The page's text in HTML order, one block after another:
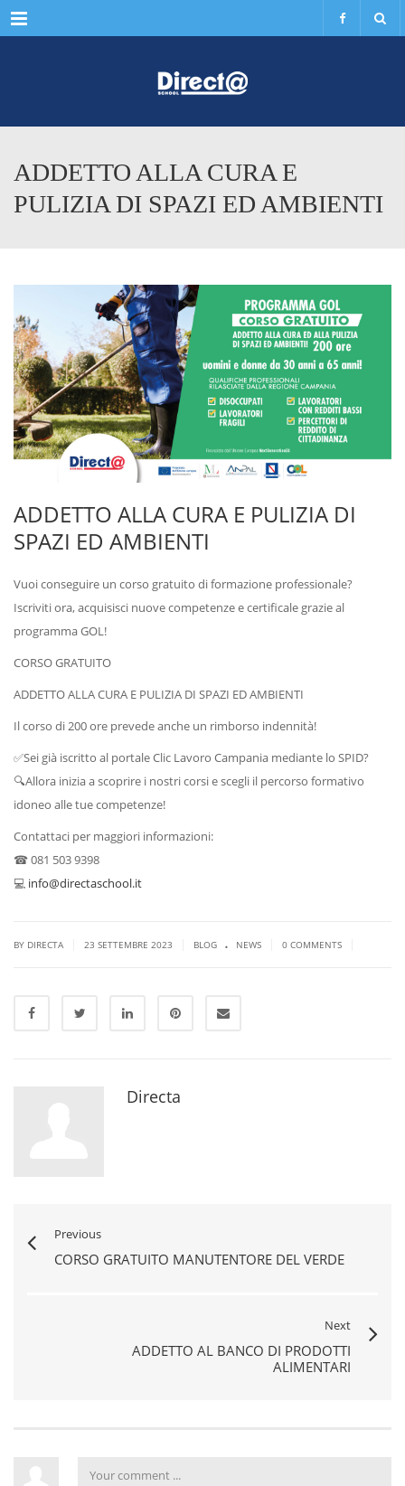
Menu
ADDETTO ALLA CURA E
PULIZIA DI SPAZI ED AMBIENTI
ADDETTO ALLA CURA E PULIZIA DI
SPAZI ED AMBIENTI
Vuoi conseguire un corso gratuito di formazione professionale?
Iscriviti ora, acquisisci nuove competenze e certificale grazie al
programma GOL!
CORSO GRATUITO
ADDETTO ALLA CURA E PULIZIA DI SPAZI ED AMBIENTI
Il corso di 200 ore prevede anche un rimborso indennità!
✅Sei già iscritto al portale Clic Lavoro Campania mediante lo SPID?
🔍Allora inizia a scoprire i nostri corsi e scegli il percorso formativo
idoneo alle tue competenze!
Contattaci per maggiori informazioni:
☎ 081 503 9398
💻 info@directaschool.it
BY DIRECTA 23 SETTEMBRE 2023 BLOG . NEWS 0 COMMENTS
Directa
Previous
CORSO GRATUITO MANUTENTORE DEL VERDE
Next
ADDETTO AL BANCO DI PRODOTTI
ALIMENTARI